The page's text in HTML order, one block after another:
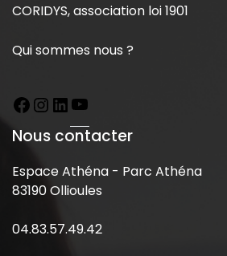
CORIDYS, association loi 1901
Qui sommes nous ?
Nous contacter
Espace Athéna - Parc Athéna
83190 Ollioules
04.83.57.49.42